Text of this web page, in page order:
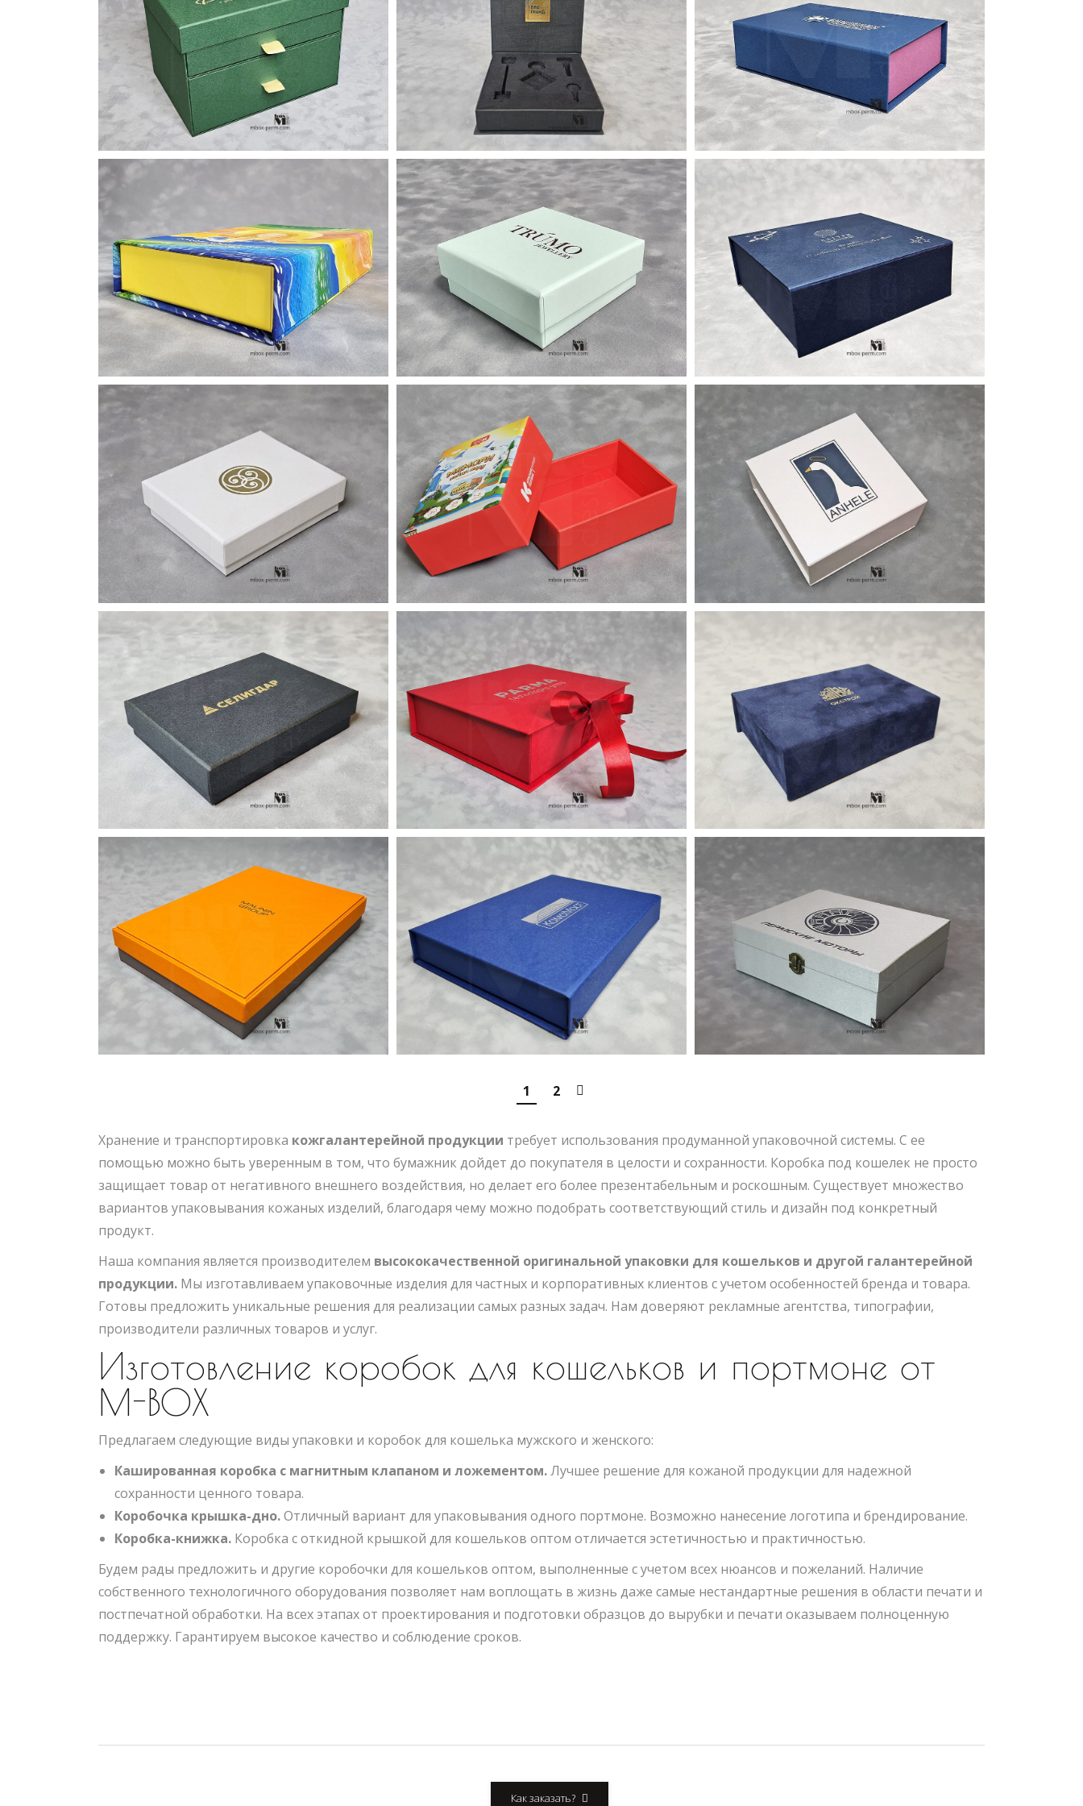
Хранение и транспортировка кожгалантерейной продукции требует использования продуманной упаковочной системы. С ее
помощью можно быть уверенным в том, что бумажник дойдет до покупателя в целости и сохранности. Коробка под кошелек не просто
защищает товар от негативного внешнего воздействия, но делает его более презентабельным и роскошным. Существует множество
вариантов упаковывания кожаных изделий, благодаря чему можно подобрать соответствующий стиль и дизайн под конкретный
продукт.
Наша компания является производителем высококачественной оригинальной упаковки для кошельков и другой галантерейной
продукции. Мы изготавливаем упаковочные изделия для частных и корпоративных клиентов с учетом особенностей бренда и товара.
Готовы предложить уникальные решения для реализации самых разных задач. Нам доверяют рекламные агентства, типографии,
производители различных товаров и услуг.
Изготовление коробок для кошельков и портмоне от
M-BOX
Предлагаем следующие виды упаковки и коробок для кошелька мужского и женского:
Кашированная коробка с магнитным клапаном и ложементом.Лучшее решение для кожаной продукции для надежной
сохранности ценного товара.
Коробочка крышка-дно.Отличный вариант для упаковывания одного портмоне. Возможно нанесение логотипа и брендирование.
Коробка-книжка. Коробка с откидной крышкой для кошельков оптом отличается эстетичностью и практичностью.
Будем рады предложить и другие коробочки для кошельков оптом, выполненные с учетом всех нюансов и пожеланий. Наличие
собственного технологичного оборудования позволяет нам воплощать в жизнь даже самые нестандартные решения в области печати и
постпечатной обработки. На всех этапах от проектирования и подготовки образцов до вырубки и печати оказываем полноценную
поддержку. Гарантируем высокое качество и соблюдение сроков.
1 2
Как заказать?